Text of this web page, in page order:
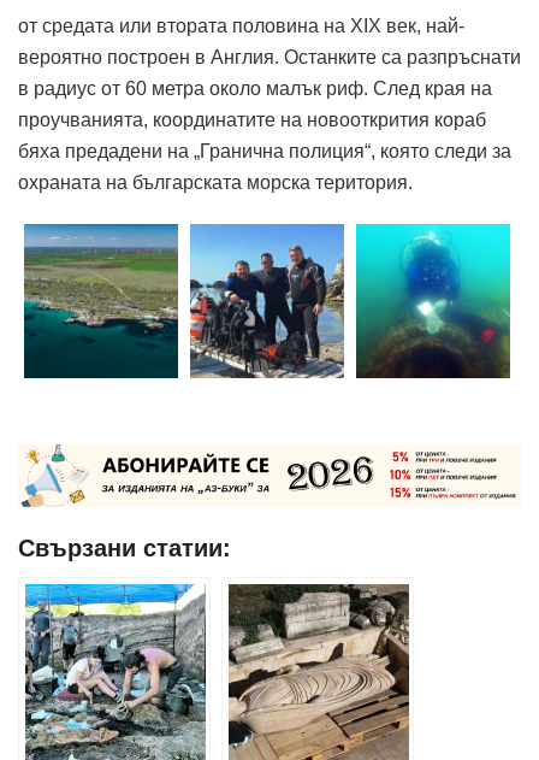
от средата или втората половина на XIX век, най-
вероятно построен в Англия. Останките са разпръснати
в радиус от 60 метра около малък риф. След края на
проучванията, координатите на новооткрития кораб
бяха предадени на „Гранична полиция“, която следи за
охраната на българската морска територия.
Свързани статии: